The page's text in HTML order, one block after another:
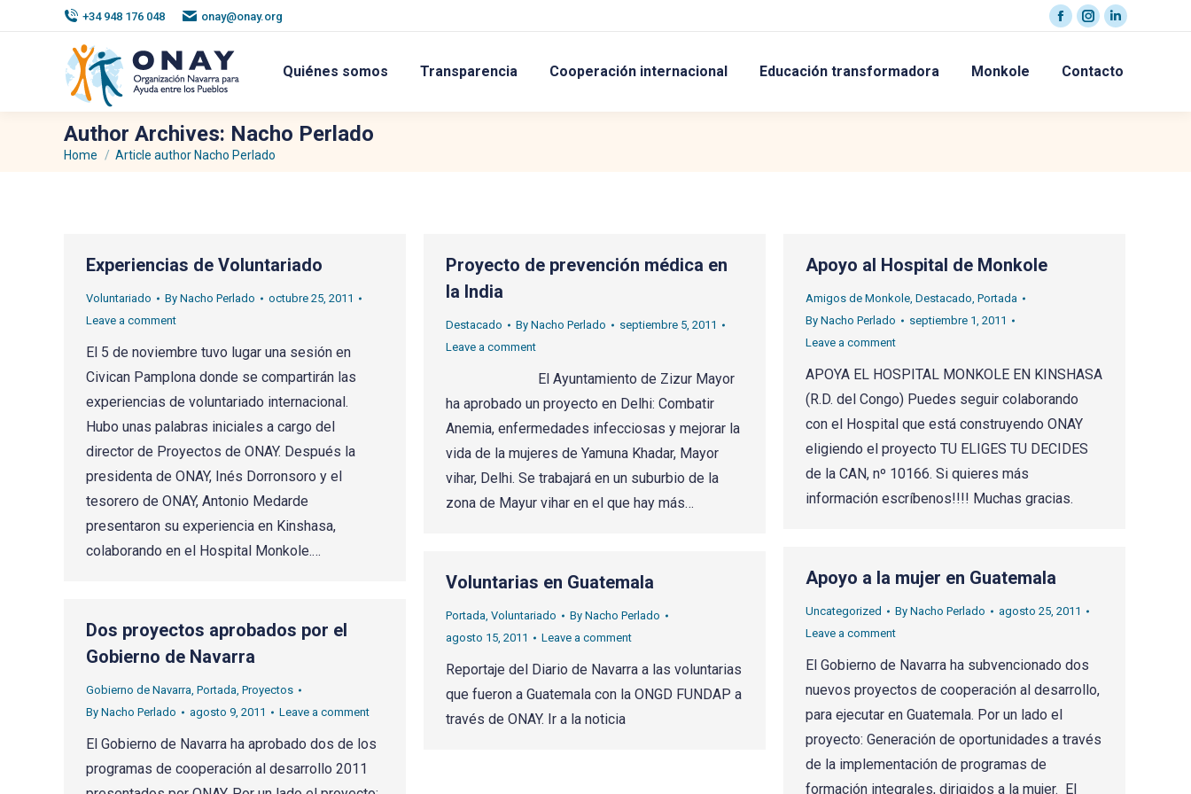
+34 948 176 048 onay@onay.org
Facebook
opens
Instagram
opens
Linkedin
opens
Quiénes somos Transparencia Cooperación internacional Educación transformadora Monkole Contacto
Author Archives: Nacho Perlado
You are here:
Home Article author Nacho Perlado
Experiencias de Voluntariado
Voluntariado By Nacho Perlado
octubre 25, 2011
Leave a comment
El 5 de noviembre tuvo lugar una sesión en
Civican Pamplona donde se compartirán las
experiencias de voluntariado internacional.
Hubo unas palabras iniciales a cargo del
director de Proyectos de ONAY. Después la
presidenta de ONAY, Inés Dorronsoro y el
tesorero de ONAY, Antonio Medarde
presentaron su experiencia en Kinshasa,
colaborando en el Hospital Monkole.…
Proyecto de prevención médica en
la India
Destacado By Nacho Perlado
septiembre 5, 2011
Leave a comment
El Ayuntamiento de Zizur Mayor
ha aprobado un proyecto en Delhi: Combatir
Anemia, enfermedades infecciosas y mejorar la
vida de la mujeres de Yamuna Khadar, Mayor
vihar, Delhi. Se trabajará en un suburbio de la
zona de Mayur vihar en el que hay más…
Apoyo al Hospital de Monkole
Amigos de Monkole, Destacado, Portada
By Nacho Perlado
septiembre 1, 2011
Leave a comment
APOYA EL HOSPITAL MONKOLE EN KINSHASA
(R.D. del Congo) Puedes seguir colaborando
con el Hospital que está construyendo ONAY
eligiendo el proyecto TU ELIGES TU DECIDES
de la CAN, nº 10166. Si quieres más
información escríbenos!!!! Muchas gracias.
Apoyo a la mujer en Guatemala
Uncategorized By Nacho Perlado
agosto 25, 2011
Leave a comment
El Gobierno de Navarra ha subvencionado dos
nuevos proyectos de cooperación al desarrollo,
para ejecutar en Guatemala. Por un lado el
proyecto: Generación de oportunidades a través
de la implementación de programas de
formación integrales, dirigidos a la mujer. El
Voluntarias en Guatemala
Portada, Voluntariado By Nacho Perlado
agosto 15, 2011
Leave a comment
Reportaje del Diario de Navarra a las voluntarias
que fueron a Guatemala con la ONGD FUNDAP a
través de ONAY. Ir a la noticia
Dos proyectos aprobados por el
Gobierno de Navarra
Gobierno de Navarra, Portada, Proyectos
By Nacho Perlado agosto 9, 2011 Leave a comment
El Gobierno de Navarra ha aprobado dos de los
programas de cooperación al desarrollo 2011